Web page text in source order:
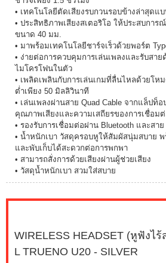
• เทคโนโลยีตัดเสียงรบกวนรอบข้างล่าสุดแบ
• ประสิทธิภาพเสียงสเตอริโอ ให้ประสบการ
ขนาด 40 มม.
• มาพร้อมเทคโนโลยีชาร์จเร็วด้วยพอร์ต
• ง่ายต่อการควบคุมการเล่นเพลงและรับสา
ไมโครโฟนในตัว
• เพลิดเพลินกับการเล่นเกมที่ลื่นไหลด้วยโห
ต่ำเพียง 50 มิลลิวินาที
• เล่นเพลงผ่านสาย Quad Cable จากแล็ปท็
คุณภาพเสียงและความเสถียรของการเชื่อม
• รองรับการเชื่อมต่อผ่าน Bluetooth และสาย
• น้ำหนักเบา วัสดุครอบหูให้สัมผัสนุ่มสบาย
และพับเก็บได้สะดวกต่อการพกพา
• สามารถสั่งการด้วยเสียงผ่านผู้ช่วยเสียง
• วัสดุน้ำหนักเบา สวมใส่สบาย
WIRELESS HEADSET (หูฟังไร้
L TRUENO U20 - SILVER